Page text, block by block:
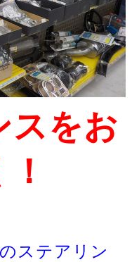
スをお
ステアリン